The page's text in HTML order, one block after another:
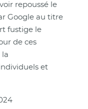
repoussé le
Google au titre
fustige le
de ces
la
et